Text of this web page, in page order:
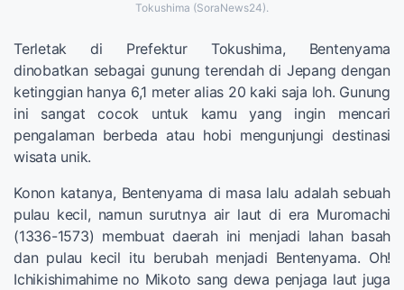
Tokushima (SoraNews24).
Terletak di Prefektur Tokushima, Bentenyama
dinobatkan sebagai gunung terendah di Jepang dengan
ketinggian hanya 6,1 meter alias 20 kaki saja loh. Gunung
ini sangat cocok untuk kamu yang ingin mencari
pengalaman berbeda atau hobi mengunjungi destinasi
wisata unik.
Konon katanya, Bentenyama di masa lalu adalah sebuah
pulau kecil, namun surutnya air laut di era Muromachi
(1336-1573) membuat daerah ini menjadi lahan basah
dan pulau kecil itu berubah menjadi Bentenyama. Oh!
Ichikishimahime no Mikoto sang dewa penjaga laut juga